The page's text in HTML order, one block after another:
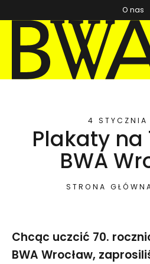
O nas
BWA Wrocław
Galerie Sztuki Współczesnej
4
Plakaty
BWA
STRONA
Chcąc uczcić 70.
BWA Wrocław,